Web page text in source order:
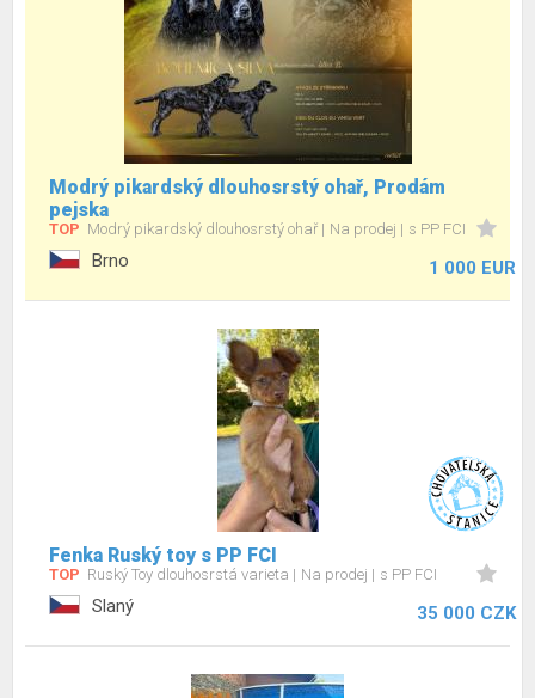
Modrý pikardský dlouhosrstý ohař, Prodám
pejska
TOP Modrý pikardský dlouhosrstý ohař Na prodej s PP FCI
Brno 1 000 EUR
Fenka Ruský toy s PP FCI
TOP Ruský Toy dlouhosrstá varieta Na prodej s PP FCI
Slaný 35 000 CZK